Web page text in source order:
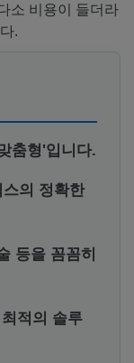
소 비용이 들더라
.
춤형'입니다.
의 정확한
등을 꼼꼼히
적의 솔루